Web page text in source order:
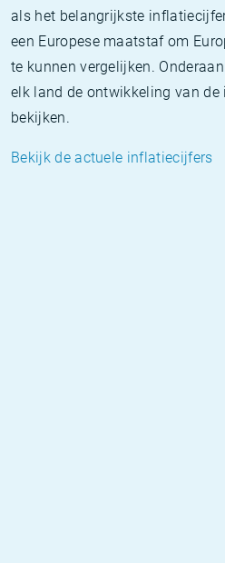
als het belangrijkste
een Europese maatstaf om
te kunnen vergelijken.
elk land de ontwikkeling van
bekijken.
Bekijk de actuele inflatiecijfers